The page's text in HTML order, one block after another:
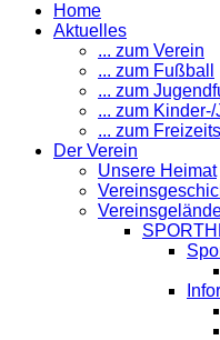
Home
Aktuelles
... zum Verein
... zum Fußball
... zum
... zum
... zum
Der Verein
Unsere Heimat